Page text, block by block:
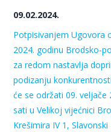
09.02.2024.
Potpisivanjem Ugovora
2024. godinu Brodsko-
za redom nastavlja
podizanju
će se održati 09.
sati u Velikoj vijećnici
Krešimira IV 1, Slavonski